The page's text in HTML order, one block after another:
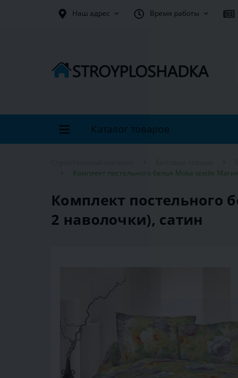
Наш адрес Время работы
Каталог товаров
Комплект постельного белья Moka textile
Комплект постельного
2 наволочки), сатин